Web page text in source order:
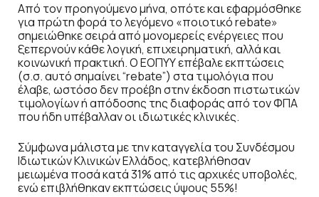
Από τον προηγούμενο μήνα, οπότε και εφαρμόσθηκε
για πρώτη φορά το λεγόμενο «ποιοτικόrebate»
σημειώθηκε σειρά από μονομερείς ενέργειες που
ξεπερνούν κάθε λογική, επιχειρηματική, αλλά και
κοινωνική πρακτική. Ο ΕΟΠΥΥ επέβαλε εκπτώσεις
(σ.σ. αυτό σημαίνει “rebate”) στα τιμολόγια που
έλαβε, ωστόσο δεν προέβη στην έκδοση πιστωτικών
τιμολογίων ή απόδοσης της διαφοράς από τον ΦΠΑ
που ήδη υπέβαλλαν οι ιδιωτικές κλινικές.
Σύμφωνα μάλιστα με την καταγγελία του Συνδέσμου
Ιδιωτικών Κλινικών Ελλάδος, κατεβλήθησαν
μειωμένα ποσά κατά 31% από τις αρχικές υποβολές,
ενώ επιβλήθηκαν εκπτώσεις ύψους 55%!